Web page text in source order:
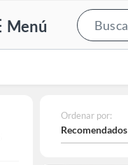
Menú
Ordenar por:
Recomendados